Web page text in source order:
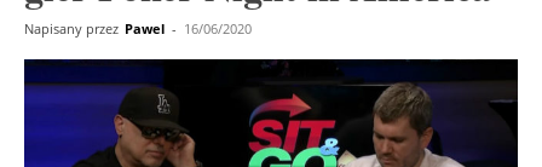
Napisany przez Pawel - 16/06/2020